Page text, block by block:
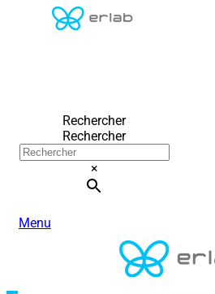
Rechercher
Rechercher
×
Menu